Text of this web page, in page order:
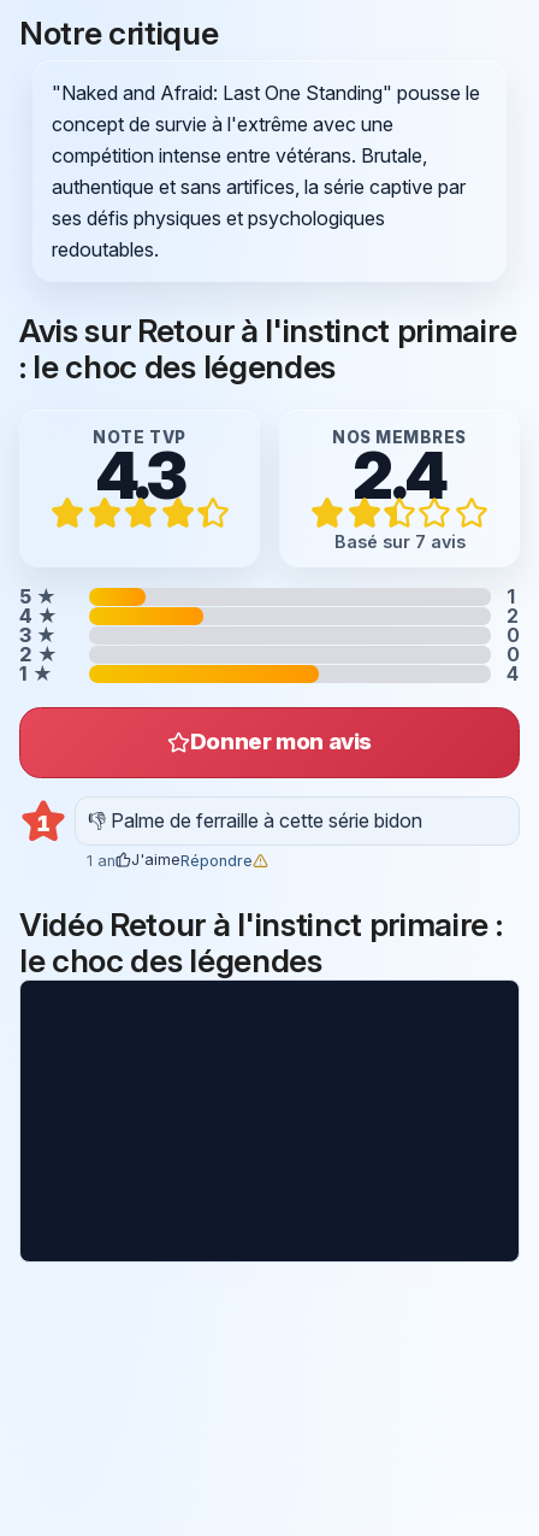
Notre critique
"Naked and Afraid: Last One Standing" pousse le
concept de survie à l'extrême avec une
compétition intense entre vétérans. Brutale,
authentique et sans artifices, la série captive par
ses défis physiques et psychologiques
redoutables.
Avis sur Retour à l'instinct primaire
: le choc des légendes
NOTE TVP
4.3 NOS MEMBRES
2.4
Basé sur 7 avis
5 ★
1
4 ★
2
3 ★
0
2 ★
0
1 ★ 4
Donner mon avis
1 👎 Palme de ferraille à cette série bidon
1 an J'aimeRépondre
Vidéo Retour à l'instinct primaire :
le choc des légendes